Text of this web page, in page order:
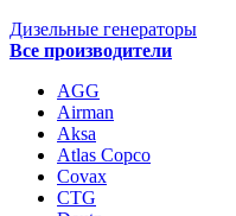
Дизельные генераторы
Все производители
AGG
Airman
Aksa
Atlas Copco
Covax
CTG